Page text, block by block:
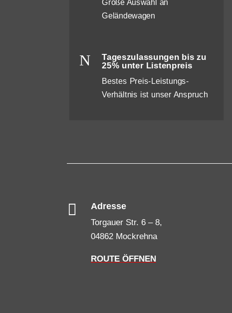
Große Auswahl an
Geländewagen
N
Tageszulassungen bis zu
25% unter Listenpreis
Bestes Preis-Leistungs-
Verhältnis ist unser Anspruch
 Adresse
Torgauer Str. 6 – 8,
04862 Mockrehna
ROUTE ÖFFNEN